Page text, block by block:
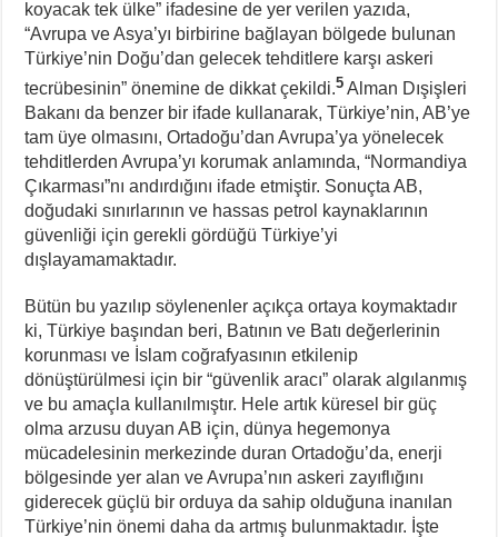
koyacak tek ülke” ifadesine de yer verilen yazıda,
“Avrupa ve Asya’yı birbirine bağlayan bölgede bulunan
Türkiye’nin Doğu’dan gelecek tehditlere karşı askeri
tecrübesinin” önemine de dikkat çekildi.5 Alman Dışişleri
Bakanı da benzer bir ifade kullanarak, Türkiye’nin, AB’ye
tam üye olmasını, Ortadoğu’dan Avrupa’ya yönelecek
tehditlerden Avrupa’yı korumak anlamında, “Normandiya
Çıkarması”nı andırdığını ifade etmiştir. Sonuçta AB,
doğudaki sınırlarının ve hassas petrol kaynaklarının
güvenliği için gerekli gördüğü Türkiye’yi
dışlayamamaktadır.
Bütün bu yazılıp söylenenler açıkça ortaya koymaktadır
ki, Türkiye başından beri, Batının ve Batı değerlerinin
korunması ve İslam coğrafyasının etkilenip
dönüştürülmesi için bir “güvenlik aracı” olarak algılanmış
ve bu amaçla kullanılmıştır. Hele artık küresel bir güç
olma arzusu duyan AB için, dünya hegemonya
mücadelesinin merkezinde duran Ortadoğu’da, enerji
bölgesinde yer alan ve Avrupa’nın askeri zayıflığını
giderecek güçlü bir orduya da sahip olduğuna inanılan
Türkiye’nin önemi daha da artmış bulunmaktadır. İşte